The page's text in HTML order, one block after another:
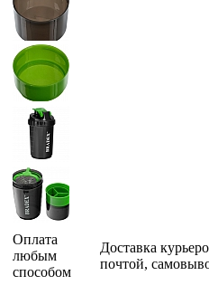
Оплата
любым
способом
Доставка
почтой,